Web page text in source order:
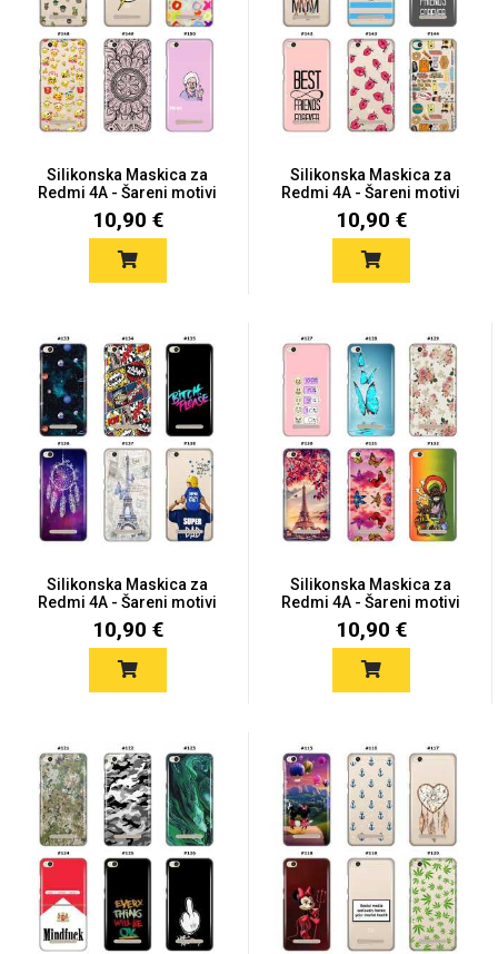
Silikonska Maskica za
Redmi 4A - Šareni motivi
10,90 €
Silikonska Maskica za
Redmi 4A - Šareni motivi
10,90 €
Silikonska Maskica za
Redmi 4A - Šareni motivi
10,90 €
Silikonska Maskica za
Redmi 4A - Šareni motivi
10,90 €
Sleng Feel Good
Svemirska kolekcija Valentinovo
Love motivi I Need Some Space
Quotes Collection Cirkus
Univerzalne futrole i
Preklopne maskice